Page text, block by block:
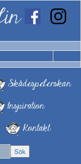
Skådespelerskan
Inspiration
Kontakt